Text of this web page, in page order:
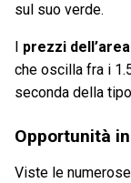
sul suo verde.
I prezzi
che oscilla fra i
seconda della
Opportunità
Viste le